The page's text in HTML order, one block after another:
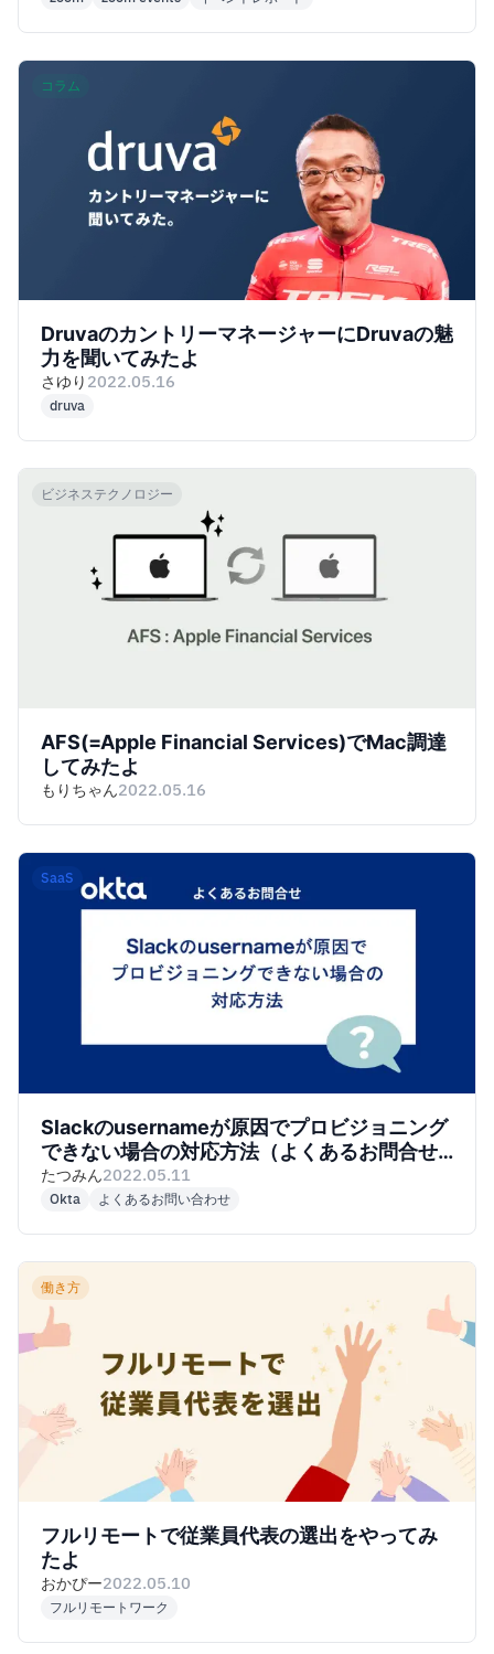
コラム
DruvaのカントリーマネージャーにDruvaの魅
力を聞いてみたよ
さゆり2022.05.16
druva
ビジネステクノロジー
AFS(=Apple Financial Services)でMac調達
してみたよ
もりちゃん2022.05.16
SaaS
Slackのusernameが原因でプロビジョニング
できない場合の対応方法（よくあるお問合せ-
Okta編）
たつみん2022.05.11
Okta よくあるお問い合わせ
働き方
フルリモートで従業員代表の選出をやってみ
たよ
おかぴー2022.05.10
フルリモートワーク